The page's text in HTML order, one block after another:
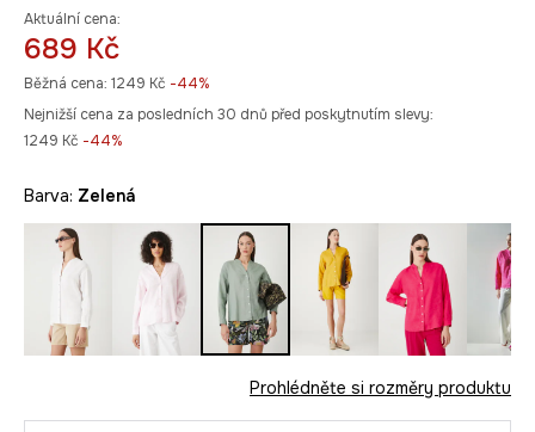
Aktuální cena:
689 Kč
Běžná cena: 1249 Kč -44%
Nejnižší cena za posledních 30 dnů před poskytnutím slevy:
1249 Kč -44%
Barva: zelená
Prohlédněte si rozměry produktu